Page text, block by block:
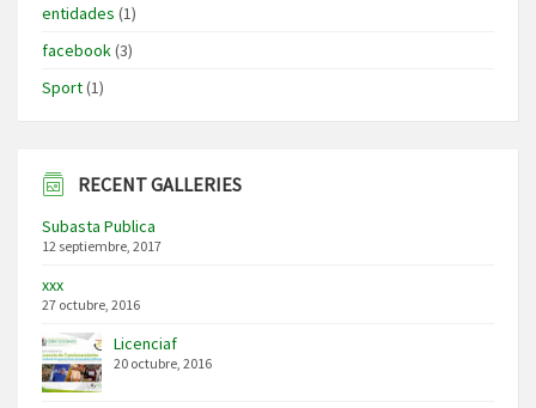
entidades (1)
facebook(3)
Sport(1)
RECENT GALLERIES
Subasta Publica
12 septiembre, 2017
xxx
27 octubre, 2016
Licenciaf
20 octubre, 2016